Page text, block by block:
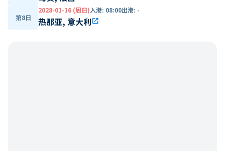
第8日
2028-01-16 (周日)入港: 08:00出港: -
热那亚, 意大利open_in_new